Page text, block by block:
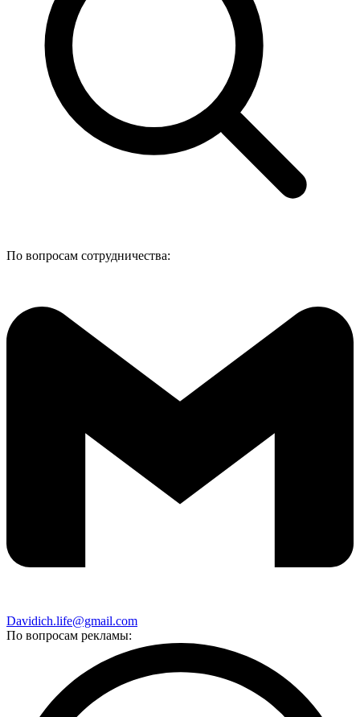
По вопросам сотрудничества:
Davidich.life@gmail.com
По вопросам рекламы: